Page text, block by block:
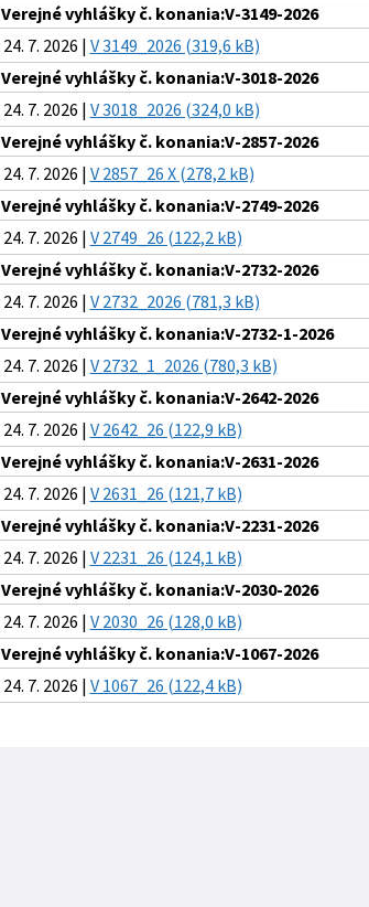
Verejné vyhlášky č. konania:V-3149-2026
24. 7. 2026 | V 3149_2026 (319,6 kB)
Verejné vyhlášky č. konania:V-3018-2026
24. 7. 2026 | V 3018_2026 (324,0 kB)
Verejné vyhlášky č. konania:V-2857-2026
24. 7. 2026 | V 2857_26 X (278,2 kB)
Verejné vyhlášky č. konania:V-2749-2026
24. 7. 2026 | V 2749_26 (122,2 kB)
Verejné vyhlášky č. konania:V-2732-2026
24. 7. 2026 | V 2732_2026 (781,3 kB)
Verejné vyhlášky č. konania:V-2732-1-2026
24. 7. 2026 | V 2732_1_2026 (780,3 kB)
Verejné vyhlášky č. konania:V-2642-2026
24. 7. 2026 | V 2642_26 (122,9 kB)
Verejné vyhlášky č. konania:V-2631-2026
24. 7. 2026 | V 2631_26 (121,7 kB)
Verejné vyhlášky č. konania:V-2231-2026
24. 7. 2026 | V 2231_26 (124,1 kB)
Verejné vyhlášky č. konania:V-2030-2026
24. 7. 2026 | V 2030_26 (128,0 kB)
Verejné vyhlášky č. konania:V-1067-2026
24. 7. 2026 | V 1067_26 (122,4 kB)